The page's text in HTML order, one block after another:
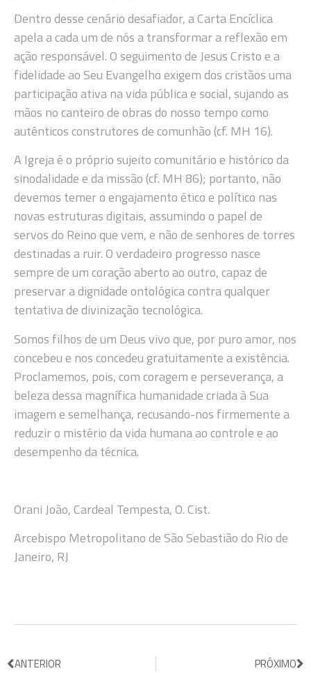
Dentro desse cenário desafiador, a Carta Encíclica
apela a cada um de nós a transformar a reflexão em
ação responsável. O seguimento de Jesus Cristo e a
fidelidade ao Seu Evangelho exigem dos cristãos uma
participação ativa na vida pública e social, sujando as
mãos no canteiro de obras do nosso tempo como
autênticos construtores de comunhão (cf. MH 16).
A Igreja é o próprio sujeito comunitário e histórico da
sinodalidade e da missão (cf. MH 86); portanto, não
devemos temer o engajamento ético e político nas
novas estruturas digitais, assumindo o papel de
servos do Reino que vem, e não de senhores de torres
destinadas a ruir. O verdadeiro progresso nasce
sempre de um coração aberto ao outro, capaz de
preservar a dignidade ontológica contra qualquer
tentativa de divinização tecnológica.
Somos filhos de um Deus vivo que, por puro amor, nos
concebeu e nos concedeu gratuitamente a existência.
Proclamemos, pois, com coragem e perseverança, a
beleza dessa magnífica humanidade criada à Sua
imagem e semelhança, recusando-nos firmemente a
reduzir o mistério da vida humana ao controle e ao
desempenho da técnica.
Orani João, Cardeal Tempesta, O. Cist.
Arcebispo Metropolitano de São Sebastião do Rio de
Janeiro, RJ
ANTERIOR PRÓXIMO